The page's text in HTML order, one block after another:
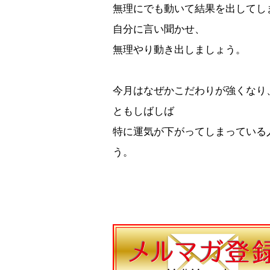
無理にでも動いて結果を出して
自分に言い聞かせ、
無理やり動き出しましょう。
今月はなぜかこだわりが強くな
ともしばしば
特に運気が下がってしまってい
う。